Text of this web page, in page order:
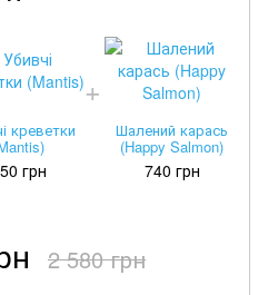
креветки
грн
Шалений карась
(Happy Salmon)
740 грн
2 580 грн